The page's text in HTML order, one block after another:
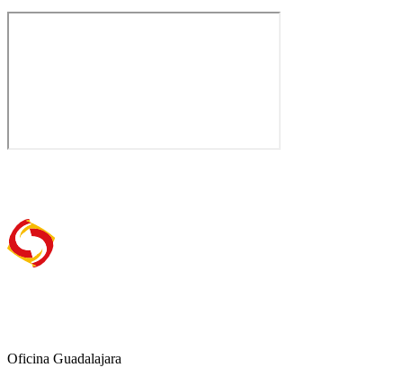
Oficina Guadalajara